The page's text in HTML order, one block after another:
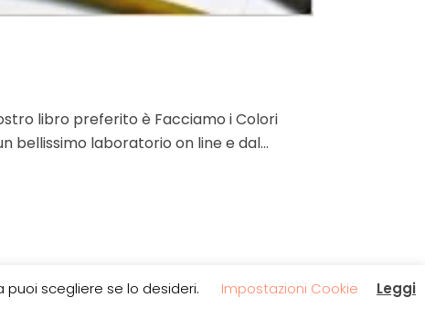
libro preferito è Facciamo i Colori
bellissimo laboratorio on line e dal...
scegliere se lo desideri. Impostazioni Cookie
Leggi